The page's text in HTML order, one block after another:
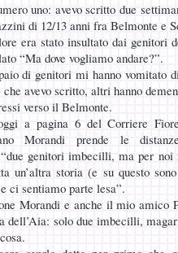
uno: avevo scritto due
di 12/13 anni fra Belmonte e
era stato insultato dai genitori
“Ma dove vogliamo andare?”.
di genitori mi hanno vomitato
avevo scritto, altri hanno
verso il Belmonte.
a pagina 6 del Corriere
Morandi prende le
“due genitori imbecilli, ma per
un’altra storia (e su questo
ci sentiamo parte lesa”.
Morandi e anche il mio amico
dell’Aia: solo due imbecilli,